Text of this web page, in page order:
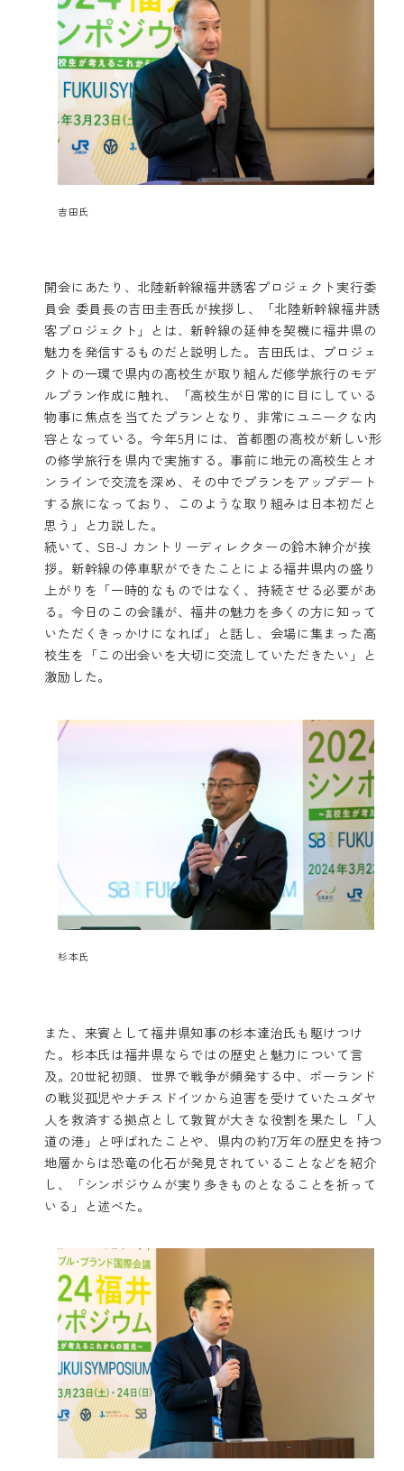
吉田氏
開会にあたり、北陸新幹線福井誘客プロジェクト実行委
員会 委員長の吉田圭吾氏が挨拶し、「北陸新幹線福井誘
客プロジェクト」とは、新幹線の延伸を契機に福井県の
魅力を発信するものだと説明した。吉田氏は、プロジェ
クトの一環で県内の高校生が取り組んだ修学旅行のモデ
ルプラン作成に触れ、「高校生が日常的に目にしている
物事に焦点を当てたプランとなり、非常にユニークな内
容となっている。今年5月には、首都圏の高校が新しい形
の修学旅行を県内で実施する。事前に地元の高校生とオ
ンラインで交流を深め、その中でプランをアップデート
する旅になっており、このような取り組みは日本初だと
思う」と力説した。
続いて、SB-J カントリーディレクターの鈴木紳介が挨
拶。新幹線の停車駅ができたことによる福井県内の盛り
上がりを「一時的なものではなく、持続させる必要があ
る。今日のこの会議が、福井の魅力を多くの方に知って
いただくきっかけになれば」と話し、会場に集まった高
校生を「この出会いを大切に交流していただきたい」と
激励した。
杉本氏
また、来賓として福井県知事の杉本達治氏も駆けつけ
た。杉本氏は福井県ならではの歴史と魅力について言
及。20世紀初頭、世界で戦争が頻発する中、ポーランド
の戦災孤児やナチスドイツから迫害を受けていたユダヤ
人を救済する拠点として敦賀が大きな役割を果たし「人
道の港」と呼ばれたことや、県内の約7万年の歴史を持つ
地層からは恐竜の化石が発見されていることなどを紹介
し、「シンポジウムが実り多きものとなることを祈って
いる」と述べた。